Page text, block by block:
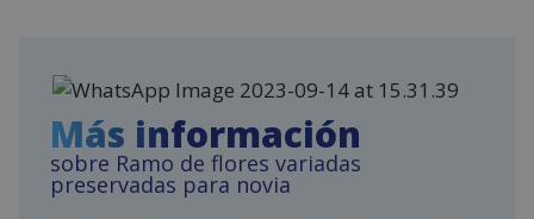
Más información
sobre Ramo de flores variadas
preservadas para novia